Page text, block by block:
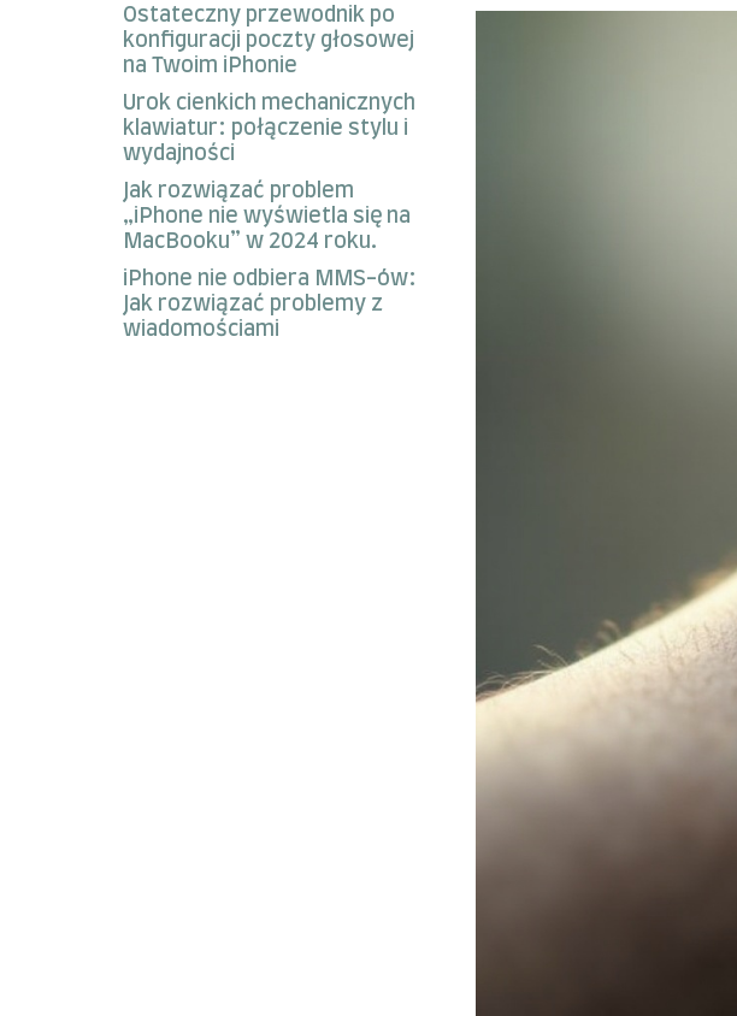
Ostateczny przewodnik po
konfiguracji poczty głosowej
na Twoim iPhonie
Urok cienkich mechanicznych
klawiatur: połączenie stylu i
wydajności
Jak rozwiązać problem
„iPhone nie wyświetla się na
MacBooku” w 2024 roku.
iPhone nie odbiera MMS-ów:
Jak rozwiązać problemy z
wiadomościami